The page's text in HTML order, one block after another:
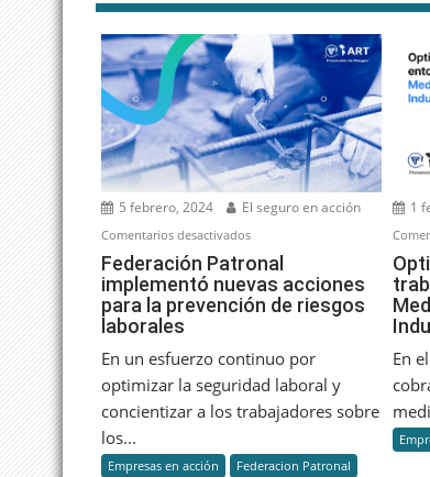
5 febrero, 2024 El seguro en acción
Comentarios desactivadosen
Federación
Patronal
implementó
acciones
para
la
prevención
de
Federación Patronal
implementó nuevas acciones
para la prevención de riesgos
laborales
En un esfuerzo continuo por
optimizar la seguridad laboral y
concientizar a los trabajadores sobre
los...
Empresas en acción Federacion Patronal
1
En